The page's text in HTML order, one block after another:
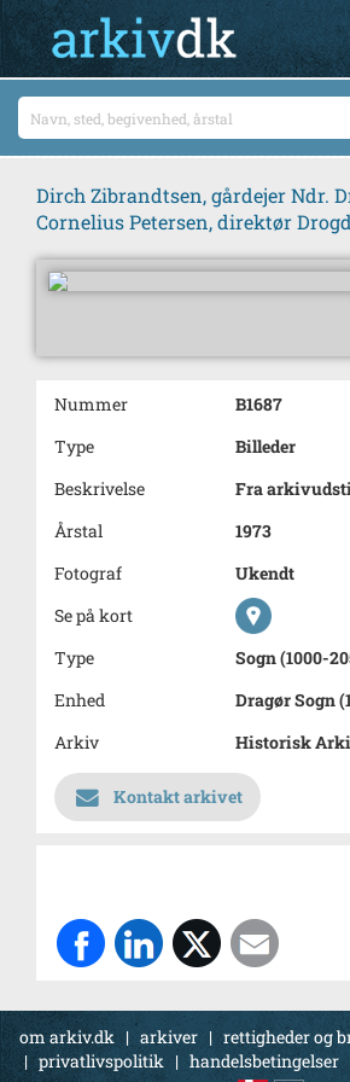
Dirch Zibrandtsen, gårdejer Ndr.
Cornelius Petersen, direktør
Nummer
B1687
Type
Billeder
Beskrivelse
Fra
Årstal
1973
Fotograf
Ukendt
Se på kort
Type
Sogn (1000-
Enhed
Dragør Sogn
Arkiv
Historisk
Kontakt arkivet
om arkiv.dk | arkiver | rettigheder og
|privatlivspolitik | handelsbetingelser